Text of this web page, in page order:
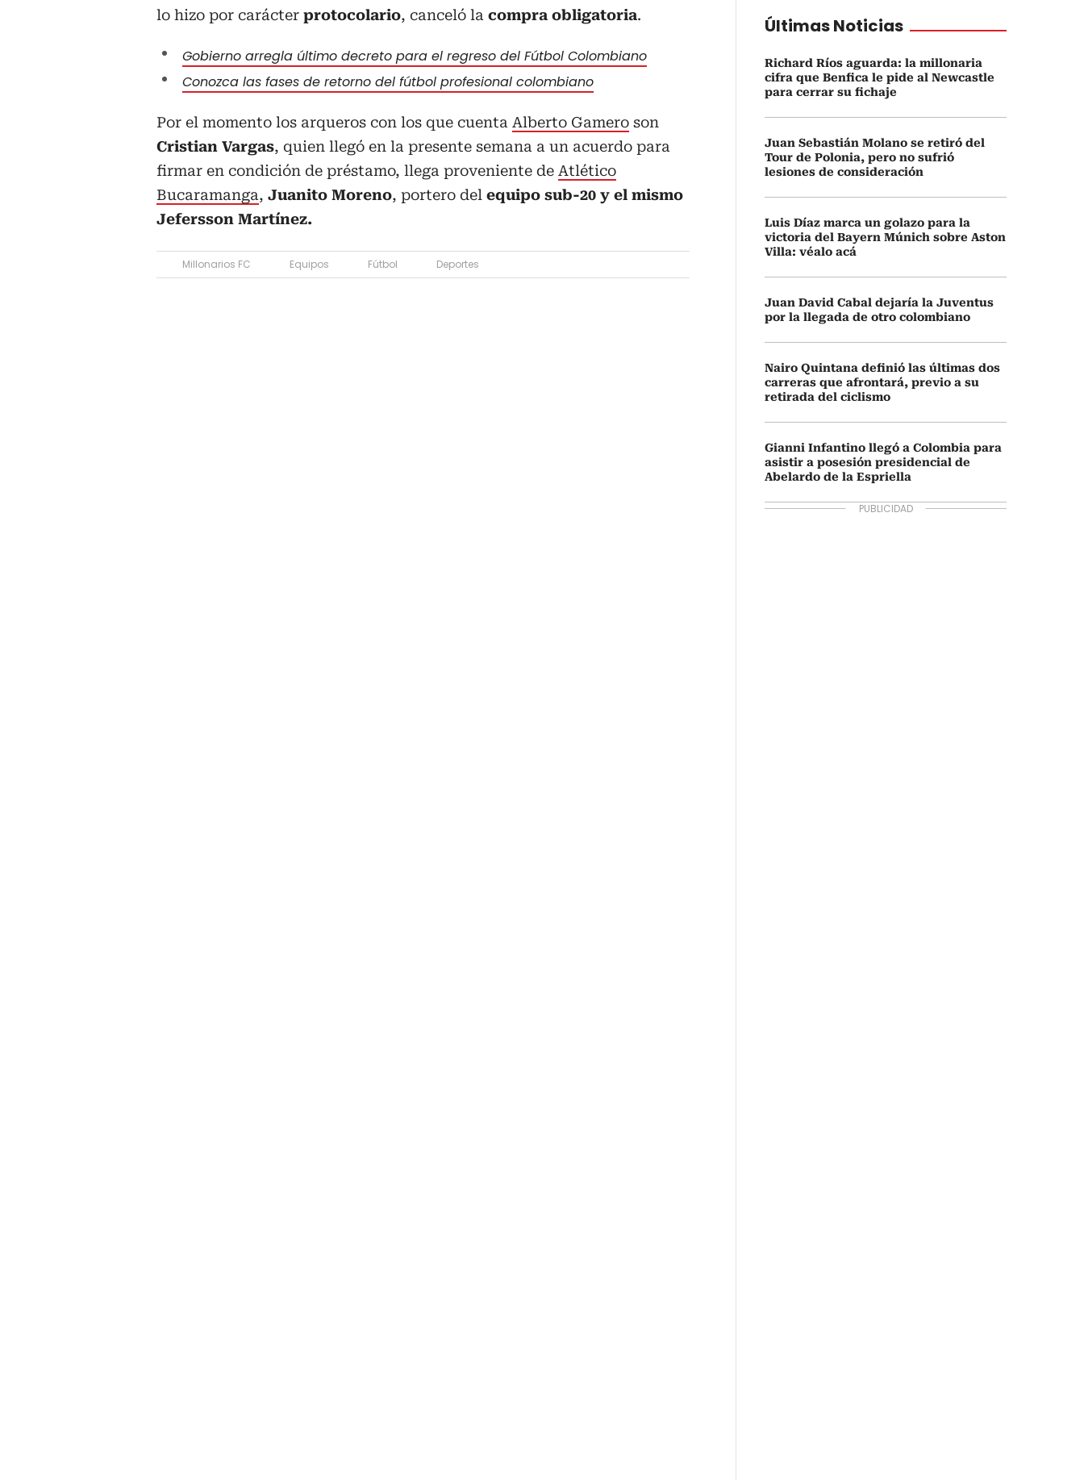
lo hizo por carácter protocolario, canceló la compra obligatoria.
Gobierno arregla último decreto para el regreso del Fútbol Colombiano
Conozca las fases de retorno del fútbol profesional colombiano
Por el momento los arqueros con los que cuenta Alberto Gamero son
Cristian Vargas, quien llegó en la presente semana a un acuerdo para
firmar en condición de préstamo, llega proveniente de Atlético
Bucaramanga, Juanito Moreno, portero del equipo sub-20 y el mismo
Jefersson Martínez.
Millonarios FC Equipos Fútbol Deportes
Últimas Noticias
Richard Ríos aguarda: la millonaria
cifra que Benfica le pide al Newcastle
para cerrar su fichaje
Juan Sebastián Molano se retiró del
Tour de Polonia, pero no sufrió
lesiones de consideración
Luis Díaz marca un golazo para la
victoria del Bayern Múnich sobre Aston
Villa: véalo acá
Juan David Cabal dejaría la Juventus
por la llegada de otro colombiano
Nairo Quintana definió las últimas dos
carreras que afrontará, previo a su
retirada del ciclismo
Gianni Infantino llegó a Colombia para
asistir a posesión presidencial de
Abelardo de la Espriella